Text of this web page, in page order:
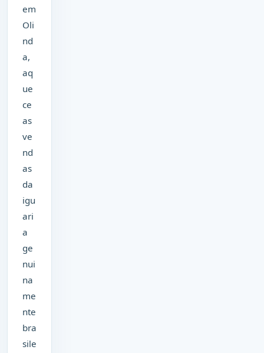
em
Oli
nd
a,
aq
ue
ce
as
ve
nd
as
da
igu
ari
a
ge
nui
na
me
nte
bra
sile